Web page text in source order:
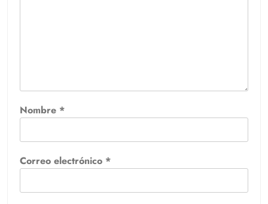
Nombre *
Correo electrónico *